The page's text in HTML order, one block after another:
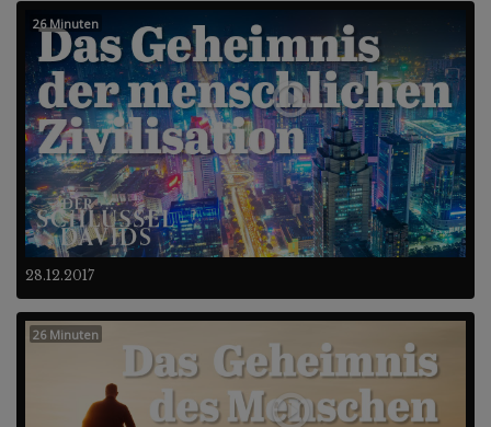
28.12.2017
26 Minuten
26 Minuten